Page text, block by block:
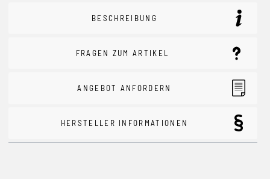
BESCHREIBUNG
FRAGEN ZUM ARTIKEL
ANGEBOT ANFORDERN
HERSTELLER INFORMATIONEN